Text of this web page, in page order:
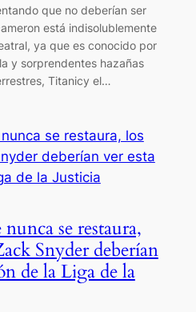
que no deberían ser
está indisolublemente
ya que es conocido por
y sorprendentes hazañas
Titanicy el…
se restaura,
Snyder deberían
de la Liga de la